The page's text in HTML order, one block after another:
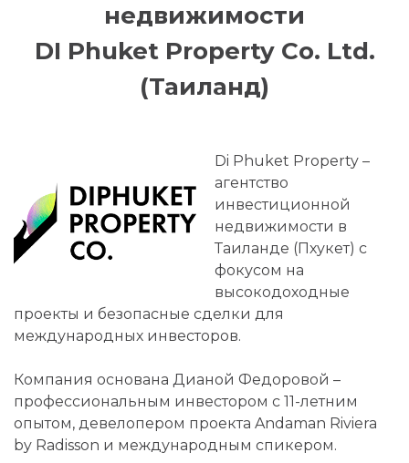
недвижимости
DI Phuket Property Co. Ltd.
(Таиланд)
Di Phuket Property –
агентство
инвестиционной
недвижимости в
Таиланде (Пхукет) с
фокусом на
высокодоходные
проекты и безопасные сделки для
международных инвесторов.
Компания основана Дианой Федоровой –
профессиональным инвестором с 11-летним
опытом, девелопером проекта Andaman Riviera
by Radisson и международным спикером.